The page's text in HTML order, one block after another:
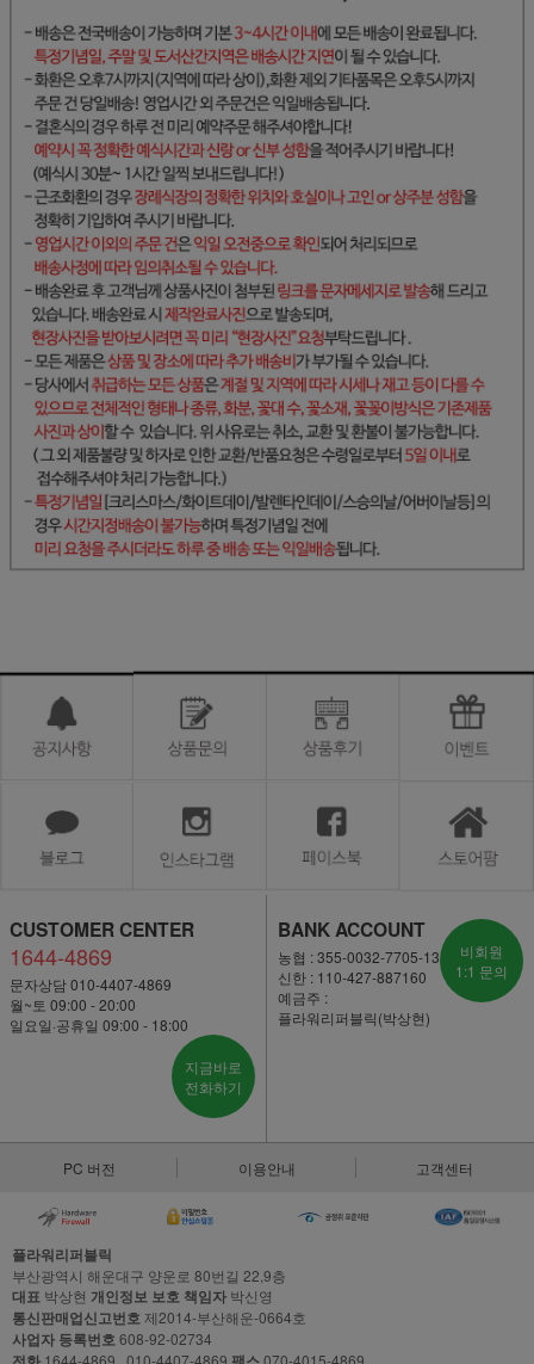
CUSTOMER CENTER
1644-4869
문자상담 010-4407-4869
월~토 09:00 - 20:00
일요일·공휴일 09:00 - 18:00
지금바로
전화하기
BANK ACCOUNT
농협 : 355-0032-7705-13
신한 : 110-427-887160
예금주 :
플라워리퍼블릭(박상현)
비회원
1:1 문의
PC 버전 이용안내 고객센터
플라워리퍼블릭
부산광역시 해운대구 양운로 80번길 22,9층
대표 박상현 개인정보 보호 책임자 박신영
통신판매업신고번호제2014-부산해운-0664호
사업자 등록번호608-92-02734